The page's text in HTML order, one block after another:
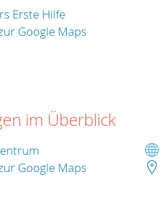
Erste Hilfe
Google Maps
im Überblick
Google Maps